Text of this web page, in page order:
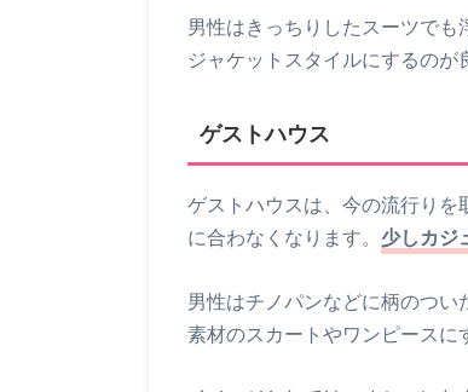
男性はきっちりしたスーツで
ジャケットスタイルにするのが
ゲストハウス
ゲストハウスは、今の流行り
に合わなくなります。 少しカジ
男性はチノパンなどに柄のつ
素材のスカートやワンピースに